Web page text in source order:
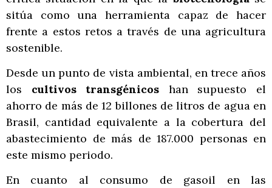
sitúa como una herramienta capaz de hacer
frente a estos retos a través de una agricultura
sostenible.
Desde un punto de vista ambiental, en trece años
los cultivos transgénicos han supuesto el
ahorro de más de 12 billones de litros de agua en
Brasil, cantidad equivalente a la cobertura del
abastecimiento de más de 187.000 personas en
este mismo periodo.
En cuanto al consumo de gasoil en las